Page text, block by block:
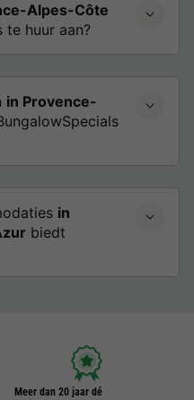
Alpes-Côte
te huur aan?
in Provence-
in
biedt
Meer dan 20 jaar dé